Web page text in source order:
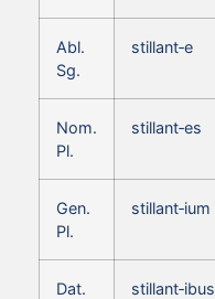
Abl.
Sg.
stillant‑e
Nom.
Pl.
stillant‑es
Gen.
Pl.
stillant‑ium
Dat.
stillant‑ibus